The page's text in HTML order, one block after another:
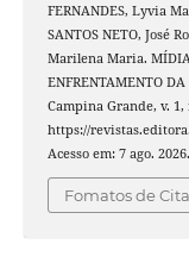
FERNANDES, Lyvia
SANTOS NETO, José
Marilena Maria.
ENFRENTAMENTO DA
Campina Grande, v.
https://
Acesso em: 7 ago. 2026.
Fomatos de